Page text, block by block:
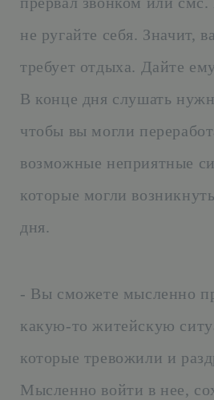
не ругайте себя. Значит,
требует отдыха. Дайте
В конце дня слушать
чтобы вы могли
возможные неприятные
которые могли
дня.
- Вы сможете мысленно
какую-то житейскую
которые тревожили и
Мысленно войти в нее,